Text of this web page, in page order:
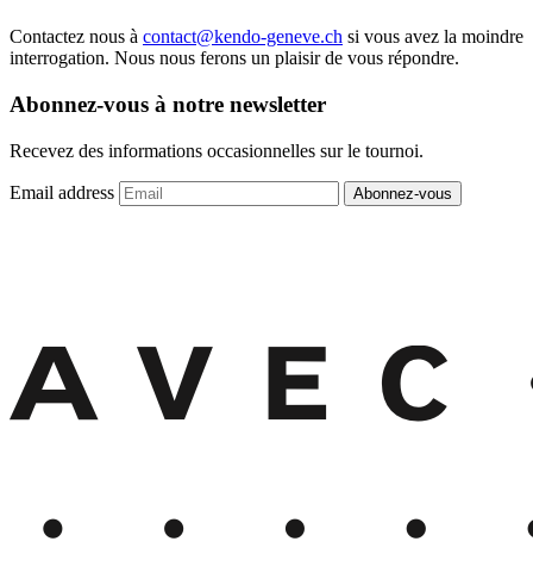
Contactez nous à contact@kendo-geneve.ch si vous avez la moindre
interrogation. Nous nous ferons un plaisir de vous répondre.
Abonnez-vous à notre newsletter
Recevez des informations occasionnelles sur le tournoi.
Email address Abonnez-vous